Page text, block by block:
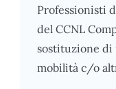
Professionisti
del CCNL
sostituzione
mobilità c/o